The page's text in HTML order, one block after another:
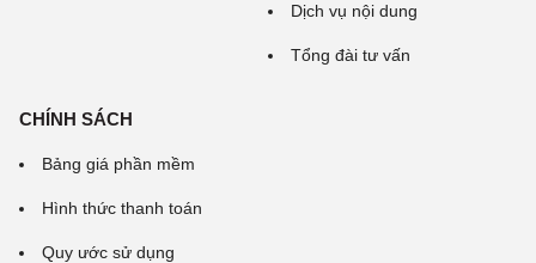
Dịch vụ nội dung
Tổng đài tư vấn
CHÍNH SÁCH
Bảng giá phần mềm
Hình thức thanh toán
Quy ước sử dụng